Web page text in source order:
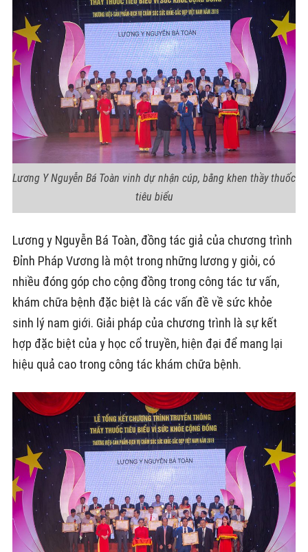
Lương Y Nguyễn Bá Toàn vinh dự nhận cúp, bằng khen thầy thuốc
tiêu biểu
Lương y Nguyễn Bá Toàn, đồng tác giả của chương trình
Đỉnh Pháp Vương là một trong những lương y giỏi, có
nhiều đóng góp cho cộng đồng trong công tác tư vấn,
khám chữa bệnh đặc biệt là các vấn đề về sức khỏe
sinh lý nam giới. Giải pháp của chương trình là sự kết
hợp đặc biệt của y học cổ truyền, hiện đại để mang lại
hiệu quả cao trong công tác khám chữa bệnh.